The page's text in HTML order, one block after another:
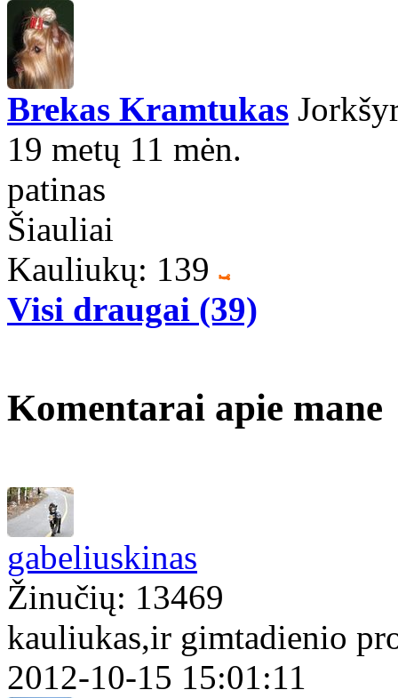
Brekas Kramtukas
19 metų 11 mėn.
patinas
Šiauliai
Kauliukų: 139
Visi draugai (39)
Komentarai apie mane
gabeliuskinas
Žinučių: 13469
kauliukas,ir gimtadienio
2012-10-15 15:01:11